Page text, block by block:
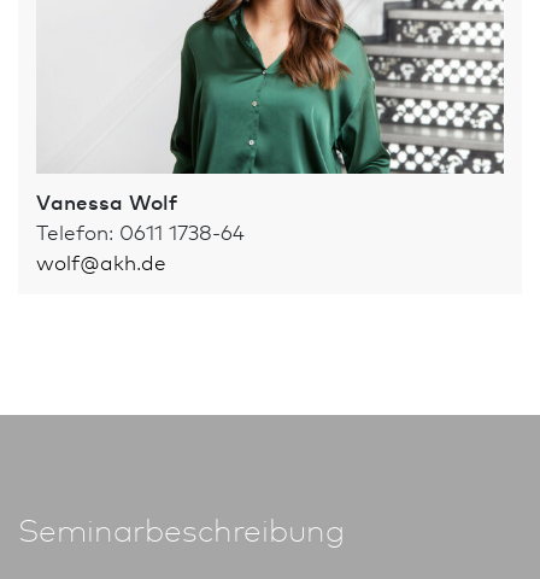
Vanessa Wolf
Telefon: 0611 1738-64
wolf@akh.de
Seminarbeschreibung